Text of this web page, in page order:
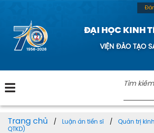
ĐẠI HỌC KINH
VIỆN ĐÀO TẠO
Trang chủ Luận án tiến sĩ
Quản trị
QTKD)